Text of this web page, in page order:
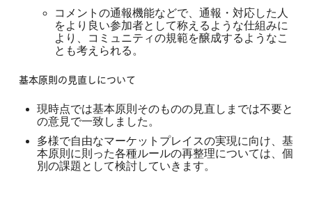
コメントの通報機能などで、通報・対応した人
をより良い参加者として称えるような仕組みに
より、コミュニティの規範を醸成するようなこ
とも考えられる。
基本原則の見直しについて
現時点では基本原則そのものの見直しまでは不要と
の意見で一致しました。
多様で自由なマーケットプレイスの実現に向け、基
本原則に則った各種ルールの再整理については、個
別の課題として検討していきます。